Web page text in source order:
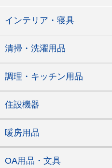
インテリア・寝具
清掃・洗濯用品
調理・キッチン用品
住設機器
暖房用品
OA用品・文具